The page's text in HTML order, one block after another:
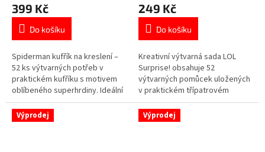
produktu
5,0
5
hvězdiček.
399 Kč
Do košíku
Spiderman kufřík na kreslení –
52 ks výtvarných potřeb v
praktickém kufříku s motivem
oblíbeného superhrdiny. Ideální
kreativní sada pro všechny malé
umělce!
produktu
4,7
5
hvězdiček.
249 Kč
Do košíku
Kreativní výtvarná sada LOL
Surprise! obsahuje 52
výtvarných pomůcek uložených
v praktickém třípatrovém
kufříku. Pastelky, fixy, vodovky i
další potřeby budou vždy
přehledně uspořádané.
Výprodej Výprodej